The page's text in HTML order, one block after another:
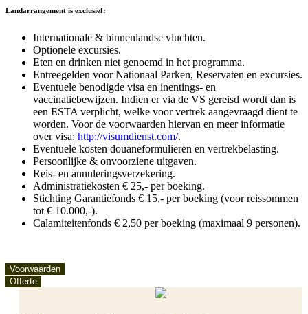
Landarrangement is exclusief:
Internationale & binnenlandse vluchten.
Optionele excursies.
Eten en drinken niet genoemd in het programma.
Entreegelden voor Nationaal Parken, Reservaten en excursies.
Eventuele benodigde visa en inentings- en
vaccinatiebewijzen. Indien er via de VS gereisd wordt dan is
een ESTA verplicht, welke voor vertrek aangevraagd dient te
worden. Voor de voorwaarden hiervan en meer informatie
over visa: http://visumdienst.com/.
Eventuele kosten douaneformulieren en vertrekbelasting.
Persoonlijke & onvoorziene uitgaven.
Reis- en annuleringsverzekering.
Administratiekosten € 25,- per boeking.
Stichting Garantiefonds € 15,- per boeking (voor reissommen
tot € 10.000,-).
Calamiteitenfonds € 2,50 per boeking (maximaal 9 personen).
Voorwaarden
Offerte